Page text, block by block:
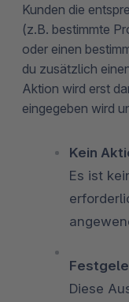
Kunden die
(z.B. bestimmte
oder einen
du zusätzlich
Aktion wird erst
eingegeben wird
Kein
Es ist
Diese